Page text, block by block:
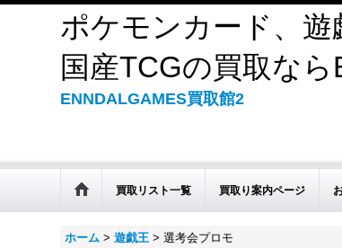
ポケモンカード、遊
国産TCGの買取な
ENNDALGAMES買取館2
買取リスト一覧 買取り案内ページ
ホーム > 遊戯王 > 選考会プロモ